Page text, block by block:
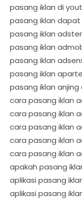
pasang iklan di
pasang iklan dapat
pasang iklan
pasang iklan
pasang iklan
pasang iklan
pasang iklan anjing
cara pasang iklan
cara pasang iklan
cara pasang iklan
cara pasang iklan
cara pasang iklan
apakah pasang
aplikasi pasang
aplikasi pasang